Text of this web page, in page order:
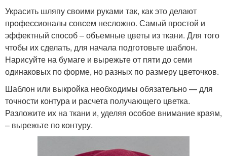
Украсить шляпу своими руками так, как это делают
профессионалы совсем несложно. Самый простой и
эффектный способ – объемные цветы из ткани. Для того
чтобы их сделать, для начала подготовьте шаблон.
Нарисуйте на бумаге и вырежьте от пяти до семи
одинаковых по форме, но разных по размеру цветочков.
Шаблон или выкройка необходимы обязательно — для
точности контура и расчета получающего цветка.
Разложите их на ткани и, уделяя особое внимание краям,
– вырежьте по контуру.